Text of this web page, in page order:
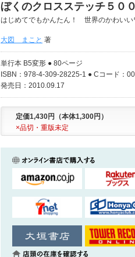
ぼくのクロスステッチ５００
はじめてでもかんたん！ 世界のかわいい
大図 まこと 著
単行本 B5変形 ● 80ページ
ISBN：978-4-309-28225-1 ● Cコード：
発売日：2010.09.17
定価1,430円（本体1,300円）
×品切・重版未定